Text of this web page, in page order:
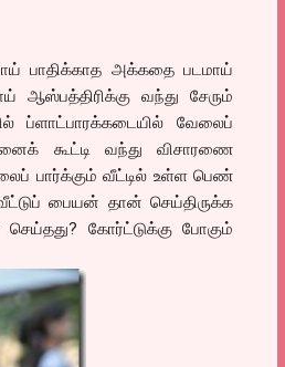
பாதிக்காத அக்கதை படமாய்
ஆஸ்பத்திரிக்கு வந்து சேரும்
ப்ளாட்பாரக்கடையில் வேலைப்
கூட்டி வந்து விசாரணை
பார்க்கும் வீட்டில் உள்ள பெண்
பையன் தான் செய்திருக்க
கோர்ட்டுக்கு போகும்